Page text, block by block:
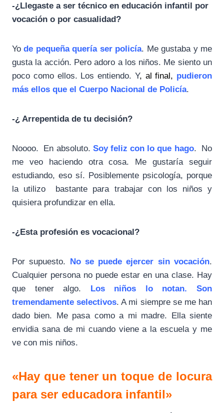
-¿Llegaste a ser técnico en educación infantil por
vocación o por casualidad?
Yode pequeña quería ser policía. Me gustaba y me
gusta la acción. Pero adoro a los niños. Me siento un
poco como ellos. Los entiendo. Y, al final, pudieron
más ellos que el Cuerpo Nacional de Policía.
-¿ Arrepentida de tu decisión?
Noooo. En absoluto. Soy feliz con lo que hago. No
me veo haciendo otra cosa. Me gustaría seguir
estudiando, eso sí. Posiblemente psicología, porque
la utilizo bastante para trabajar con los niños y
quisiera profundizar en ella.
-¿Esta profesión es vocacional?
Por supuesto. No se puede ejercer sin vocación.
Cualquier persona no puede estar en una clase. Hay
que tener algo. Los niños lo notan. Son
tremendamente selectivos. A mi siempre se me han
dado bien. Me pasa como a mi madre. Ella siente
envidia sana de mi cuando viene a la escuela y me
ve con mis niños.
«Hay que tener un toque de locura
para ser educadora infantil»